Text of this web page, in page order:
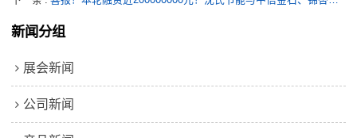
新闻分组
展会新闻
公司新闻